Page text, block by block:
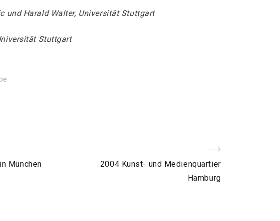
und Harald Walter, Universität Stuttgart
Stuttgart
München
Nächster
2004 Kunst- und Medienquartier
Hamburg